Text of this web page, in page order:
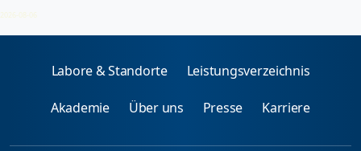
2026-08-06
Labore & Standorte Leistungsverzeichnis
Akademie Über uns Presse Karriere